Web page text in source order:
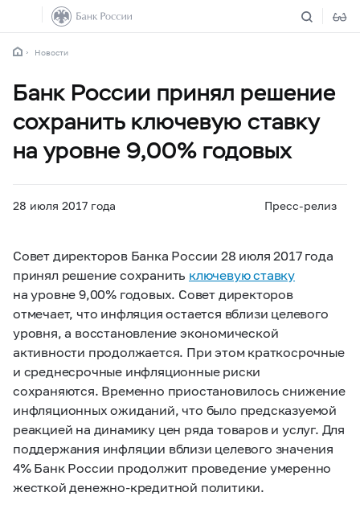
Новости
Банк России принял решение
сохранить ключевую ставку
на уровне 9,00% годовых
28 июля 2017 года Пресс-релиз
Совет директоров Банка России 28 июля 2017 года
принял решение сохранить ключевую ставку
на уровне 9,00% годовых. Совет директоров
отмечает, что инфляция остается вблизи целевого
уровня, а восстановление экономической
активности продолжается. При этом краткосрочные
и среднесрочные инфляционные риски
сохраняются. Временно приостановилось снижение
инфляционных ожиданий, что было предсказуемой
реакцией на динамику цен ряда товаров и услуг. Для
поддержания инфляции вблизи целевого значения
4% Банк России продолжит проведение умеренно
жесткой денежно-кредитной политики.